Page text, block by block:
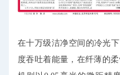
在十万级洁净空间的冷光
度吞吐着能量，在纤薄的